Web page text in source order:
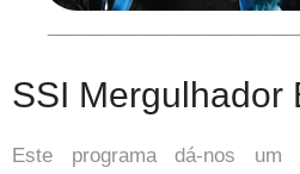
SSI Mergulhador
Este programa dá-nos um